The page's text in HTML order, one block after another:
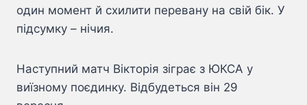
один момент й схилити перевану на свій бік. У
підсумку – нічия.
Наступний матч Вікторія зіграє з ЮКСА у
виїзному поєдинку. Відбудеться він 29